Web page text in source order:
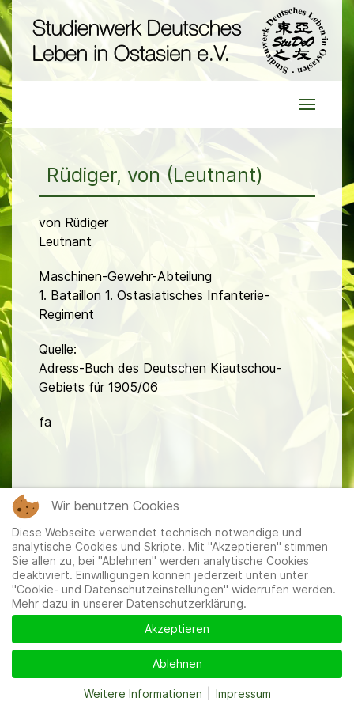
Rüdiger, von (Leutnant)
von Rüdiger
Leutnant
Maschinen-Gewehr-Abteilung
1. Bataillon 1. Ostasiatisches Infanterie-
Regiment
Quelle:
Adress-Buch des Deutschen Kiautschou-
Gebiets für 1905/06
fa
Mitglieder|Impressum| Datenschutzerklärung|Cookie-
und Datenschutzeinstellungen
Wir benutzen Cookies
Diese Webseite verwendet technisch notwendige und
analytische Cookies und Skripte. Mit "Akzeptieren" stimmen
Sie allen zu, bei "Ablehnen" werden analytische Cookies
deaktiviert. Einwilligungen können jederzeit unten unter
"Cookie- und Datenschutzeinstellungen" widerrufen werden.
Mehr dazu in unserer Datenschutzerklärung.
Akzeptieren
Ablehnen
Weitere Informationen Impressum